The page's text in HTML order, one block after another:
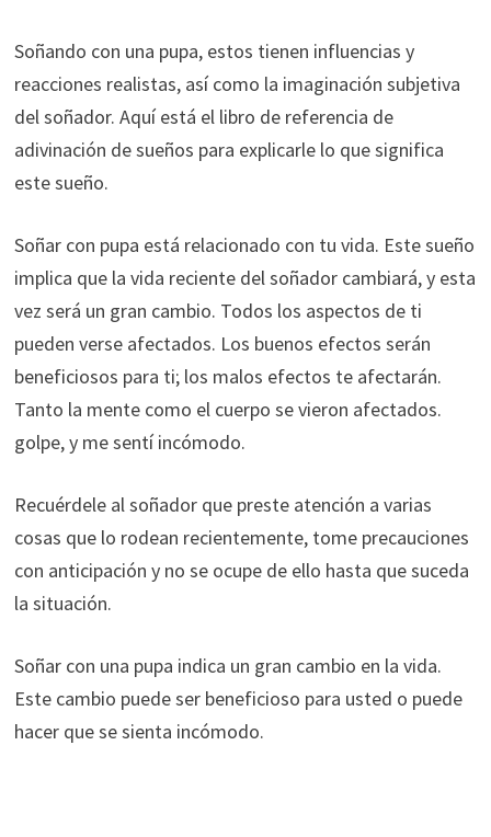
Soñando con una pupa, estos tienen influencias y
reacciones realistas, así como la imaginación subjetiva
del soñador. Aquí está el libro de referencia de
adivinación de sueños para explicarle lo que significa
este sueño.
Soñar con pupa está relacionado con tu vida. Este sueño
implica que la vida reciente del soñador cambiará, y esta
vez será un gran cambio. Todos los aspectos de ti
pueden verse afectados. Los buenos efectos serán
beneficiosos para ti; los malos efectos te afectarán.
Tanto la mente como el cuerpo se vieron afectados.
golpe, y me sentí incómodo.
Recuérdele al soñador que preste atención a varias
cosas que lo rodean recientemente, tome precauciones
con anticipación y no se ocupe de ello hasta que suceda
la situación.
Soñar con una pupa indica un gran cambio en la vida.
Este cambio puede ser beneficioso para usted o puede
hacer que se sienta incómodo.